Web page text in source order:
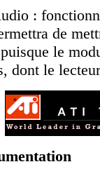
:
de
le
dont le